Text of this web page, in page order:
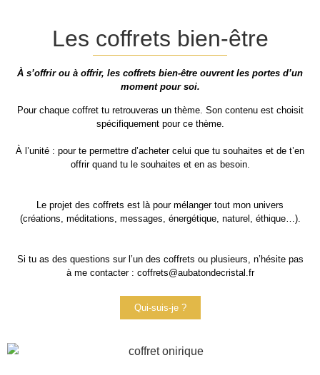
Les coffrets bien-être
À s’offrir ou à offrir, les coffrets bien-être ouvrent les portes d’un
moment pour soi.
Pour chaque coffret tu retrouveras un thème. Son contenu est choisit
spécifiquement pour ce thème.
À l’unité : pour te permettre d’acheter celui que tu souhaites et de t’en
offrir quand tu le souhaites et en as besoin.
Le projet des coffrets est là pour mélanger tout mon univers
(créations, méditations, messages, énergétique, naturel, éthique…).
Si tu as des questions sur l’un des coffrets ou plusieurs, n’hésite pas
à me contacter : coffrets@aubatondecristal.fr
Qui-suis-je ?